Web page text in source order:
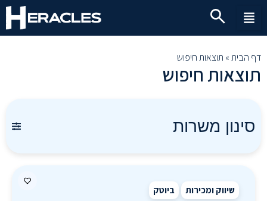
דף הבית» תוצאות חיפוש
תוצאות חיפוש
סינון משרות
שיווק ומכירות ביוטק